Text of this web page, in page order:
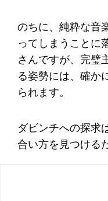
のちに、純粋な音
ってしまうことに
さんですが、完璧
る姿勢には、確か
られます。
ダビンチへの探求
合い方を見つける